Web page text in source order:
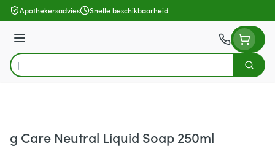
Ga naar de inhoud
Apothekersadvies Snelle beschikbaarheid
Menu
Product, merk, categorie...
Zoek
g Care Neutral Liquid Soap 250ml